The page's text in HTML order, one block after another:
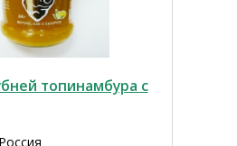
топинамбура с